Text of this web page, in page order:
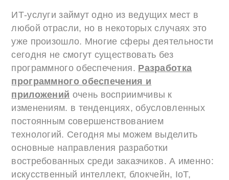
ИТ-услуги займут одно из ведущих мест в
любой отрасли, но в некоторых случаях это
уже произошло. Многие сферы деятельности
сегодня не смогут существовать без
программного обеспечения. Разработка
программного обеспечения и
приложений очень восприимчивы к
изменениям. в тенденциях, обусловленных
постоянным совершенствованием
технологий. Сегодня мы можем выделить
основные направления разработки
востребованных среди заказчиков. А именно:
искусственный интеллект, блокчейн, IoT,